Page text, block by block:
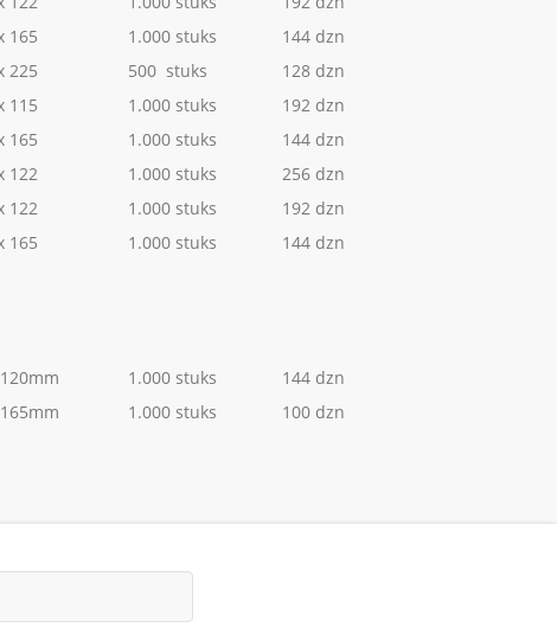
165 1.000 stuks
144 dzn
225 500 stuks
128 dzn
115 1.000 stuks
192 dzn
165 1.000 stuks
144 dzn
122 1.000 stuks
256 dzn
122 1.000 stuks
192 dzn
165 1.000 stuks 144 dzn
1.000 stuks
144 dzn
1.000 stuks 100 dzn